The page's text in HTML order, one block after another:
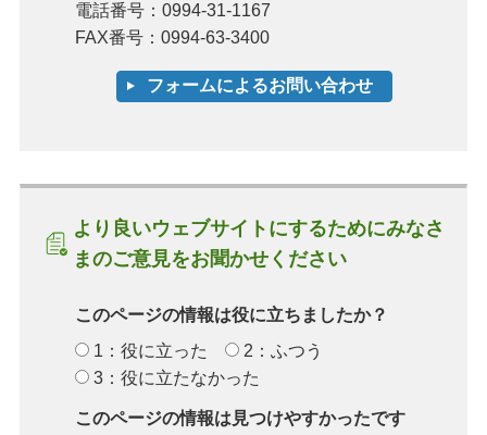
電話番号：0994-31-1167
FAX番号：0994-63-3400
より良いウェブサイトにするためにみなさ
まのご意見をお聞かせください
このページの情報は役に立ちましたか？
1：役に立った
2：ふつう
3：役に立たなかった
このページの情報は見つけやすかったです